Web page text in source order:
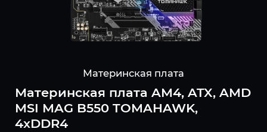
Материнская плата
Материнская плата AM4, ATX, AMD
MSI MAG B550 TOMAHAWK,
4xDDR4